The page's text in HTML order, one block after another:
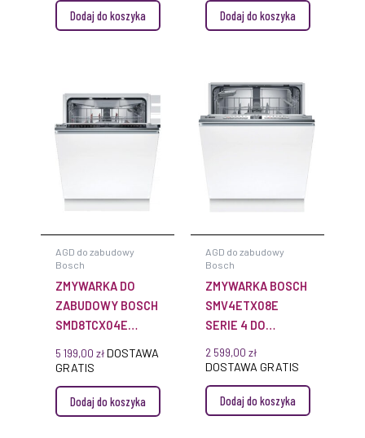
Dodaj do koszyka Dodaj do koszyka
AGD do zabudowy
Bosch
ZMYWARKA DO
ZABUDOWY BOSCH
SMD8TCX04E
PERFECTDRY
HOME CONNECT
5 199,00 zł DOSTAWA
GRATIS
Dodaj do koszyka
AGD do zabudowy
Bosch
ZMYWARKA BOSCH
SMV4ETX08E
SERIE 4 DO
2 599,00 zł
DOSTAWA GRATIS
Dodaj do koszyka